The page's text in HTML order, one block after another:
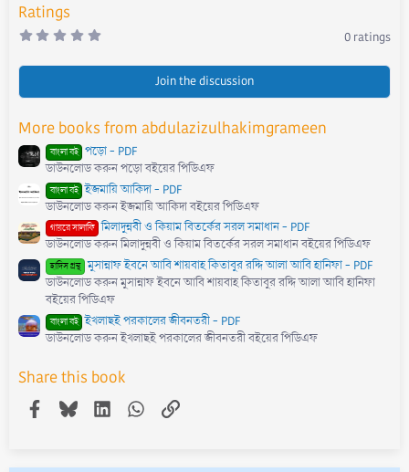
Ratings
0
0
(
)
0 ratings
Join the discussion
More books from abdulazizulhakimgrameen
বাংলা বই পড়ো - PDF
ডাউনলোড করুন পড়ো বইয়ের পিডিএফ
বাংলা বই ইজমায়ি আকিদা - PDF
ডাউনলোড করুন ইজমায়ি আকিদা বইয়ের পিডিএফ
গায়রে সালাফি মিলাদুন্নবী ও কিয়াম বিতর্কের সরল সমাধান - PDF
ডাউনলোড করুন মিলাদুন্নবী ও কিয়াম বিতর্কের সরল সমাধান বইয়ের পিডিএফ
হাদিস গ্রন্থ মুসান্নাফ ইবনে আবি শায়বাহ কিতাবুর রদ্দি আলা আবি হানিফা - PDF
ডাউনলোড করুন মুসান্নাফ ইবনে আবি শায়বাহ কিতাবুর রদ্দি আলা আবি হানিফা
বইয়ের পিডিএফ
বাংলা বই ইখলাছই পরকালের জীবনতরী - PDF
ডাউনলোড করুন ইখলাছই পরকালের জীবনতরী বইয়ের পিডিএফ
Share this book
Facebook
BlueskyLinkedInWhatsApp
Link